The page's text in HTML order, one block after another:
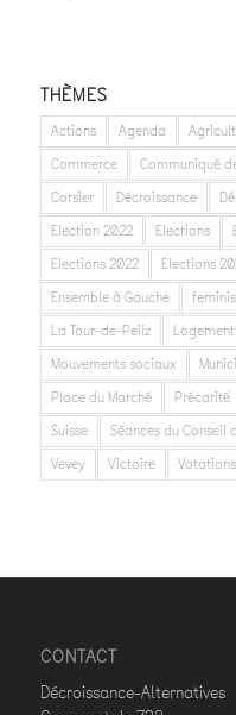
THÈMES
Actions Agenda
Commerce
Communiqué
Corsier
Décroissance
Election 2022
Elections
Elections 2022
Elections
Ensemble à Gauche
La Tour-de-Peilz
Logement
Mouvements sociaux
Place du Marché
Précarité
Suisse
Séances du Conseil
Vevey
Victoire Votations
CONTACT
Décroissance-Alternatives